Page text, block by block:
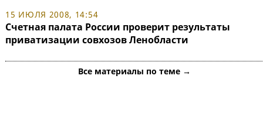
15 ИЮЛЯ 2008, 14:54
Счетная палата России проверит результаты
приватизации совхозов Ленобласти
Все материалы по теме →